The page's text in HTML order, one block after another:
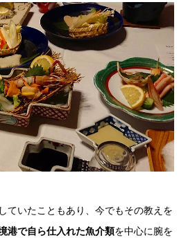
ていたこともあり、今でもその教えを
港で自ら仕入れた魚介類を中心に腕を